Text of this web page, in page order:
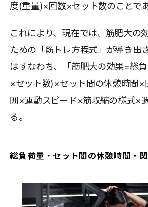
度(重量)×回数×セット数のことであ
これにより、現在では、筋肥大の
ための「筋トレ方程式」が導き出
はすなわち、「筋肥大の効果=総
×セット数)×セット間の休憩時間×
囲×運動スピード×筋収縮の様式×
る。
総負荷量・セット間の休憩時間・